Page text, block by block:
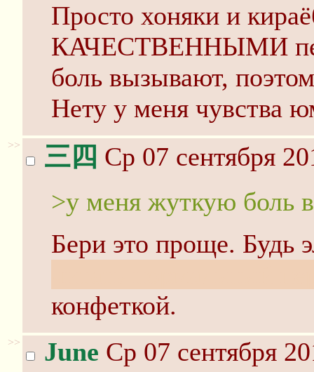
Просто хоняки и
КАЧЕСТВЕННЫМИ
боль вызывают,
Нету у меня чувства
>> 三四 Ср 07 сентября
>у меня жуткую боль
Бери это проще. Будь
конфеткой.
>> June Ср 07 сентября